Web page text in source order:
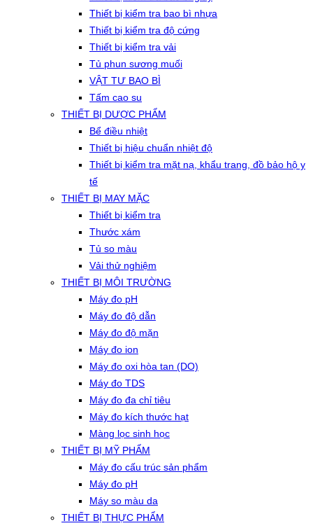
Thiết bị kiểm tra bao bì nhựa
Thiết bị kiểm tra độ cứng
Thiết bị kiểm tra vải
Tủ phun sương muối
VẬT TƯ BAO BÌ
Tấm cao su
THIẾT BỊ DƯỢC PHẨM
Bể điều nhiệt
Thiết bị hiệu chuẩn nhiệt độ
Thiết bị kiểm tra mặt nạ, khẩu trang, đồ bảo hộ y
tế
THIẾT BỊ MAY MẶC
Thiết bị kiểm tra
Thước xám
Tủ so màu
Vải thử nghiệm
THIẾT BỊ MÔI TRƯỜNG
Máy đo pH
Máy đo độ dẫn
Máy đo độ mặn
Máy đo ion
Máy đo oxi hòa tan (DO)
Máy đo TDS
Máy đo đa chỉ tiêu
Máy đo kích thước hạt
Màng lọc sinh học
THIẾT BỊ MỸ PHẨM
Máy đo cấu trúc sản phẩm
Máy đo pH
Máy so màu da
THIẾT BỊ THỰC PHẨM